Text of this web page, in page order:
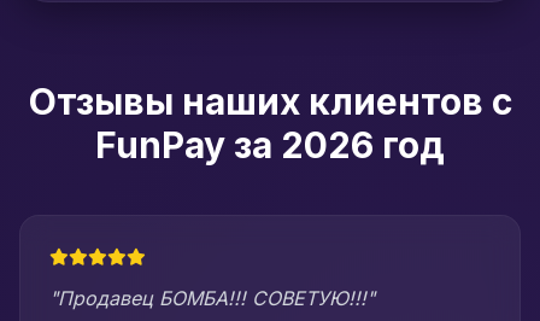
Отзывы наших клиентов с
FunPay за 2026 год
"Продавец БОМБА!!! СОВЕТУЮ!!!"